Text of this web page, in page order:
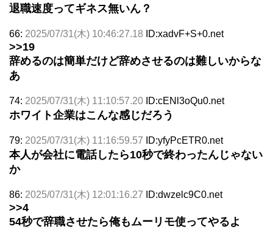
退職速度ってギネス無いん？
66: 2025/07/31(木) 10:46:27.18 ID:xadvF+S+0.net
>>19
辞めるのは簡単だけど辞めさせるのは難しいからな
あ
74: 2025/07/31(木) 11:10:57.20 ID:cENl3oQu0.net
ホワイト企業はこんな感じだろう
79: 2025/07/31(木) 11:16:59.57 ID:yfyPcETR0.net
本人が会社に電話したら10秒で終わったんじゃない
か
86: 2025/07/31(木) 12:01:16.27 ID:dwzelc9C0.net
>>4
54秒で辞職させたら俺もムーリモ使ってやるよ